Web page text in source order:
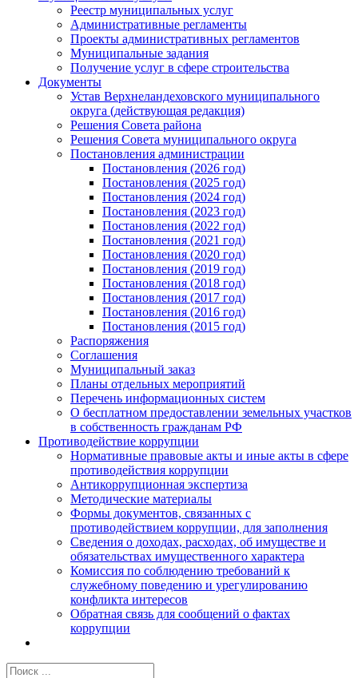
Реестр муниципальных услуг
Административные регламенты
Проекты административных регламентов
Муниципальные задания
Получение услуг в сфере строительства
Документы
Устав Верхнеландеховского муниципального
округа (действующая редакция)
Решения Совета района
Решения Совета муниципального округа
Постановления администрации
Постановления (2026 год)
Постановления (2025 год)
Постановления (2024 год)
Постановления (2023 год)
Постановления (2022 год)
Постановления (2021 год)
Постановления (2020 год)
Постановления (2019 год)
Постановления (2018 год)
Постановления (2017 год)
Постановления (2016 год)
Постановления (2015 год)
Распоряжения
Соглашения
Муниципальный заказ
Планы отдельных мероприятий
Перечень информационных систем
О бесплатном предоставлении земельных участков
в собственность гражданам РФ
Противодействие коррупции
Нормативные правовые акты и иные акты в сфере
противодействия коррупции
Антикоррупционная экспертиза
Методические материалы
Формы документов, связанных с
противодействием коррупции, для заполнения
Сведения о доходах, расходах, об имуществе и
обязательствах имущественного характера
Комиссия по соблюдению требований к
служебному поведению и урегулированию
конфликта интересов
Обратная связь для сообщений о фактах
коррупции
Результат